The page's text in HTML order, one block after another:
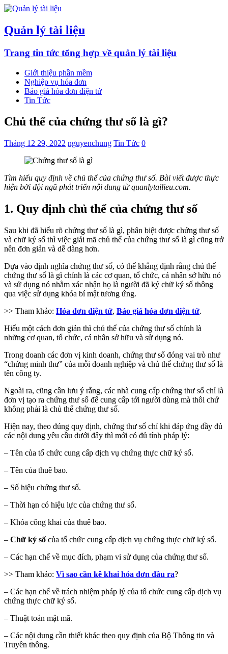
Quản lý tài liệu
Trang tin tức tổng hợp về quản lý tài liệu
Giới thiệu phần mềm
Nghiệp vụ hóa đơn
Báo giá hóa đơn điện tử
Tin Tức
Chủ thể của chứng thư số là gì?
Tháng 12 29, 2022 nguyenchung Tin Tức 0
Tìm hiểu quy định về chủ thể của chứng thư số. Bài viết được thực
hiện bởi đội ngũ phát triển nội dung từ quanlytailieu.com.
1. Quy định chủ thể của chứng thư số
Sau khi đã hiểu rõ chứng thư số là gì, phân biệt được chứng thư số
và chữ ký số thì việc giải mã chủ thể của chứng thư số là gì cũng trở
nên đơn giản và dễ dàng hơn.
Dựa vào định nghĩa chứng thư số, có thể khẳng định rằng chủ thể
chứng thư số là gì chính là các cơ quan, tổ chức, cá nhân sở hữu nó
và sử dụng nó nhằm xác nhận họ là người đã ký chữ ký số thông
qua việc sử dụng khóa bí mật tương ứng.
>> Tham khảo: Hóa đơn điện tử, Báo giá hóa đơn điện tử.
Hiểu một cách đơn giản thì chủ thể của chứng thư số chính là
những cơ quan, tổ chức, cá nhân sở hữu và sử dụng nó.
Trong doanh các đơn vị kinh doanh, chứng thư số đóng vai trò như
“chứng minh thư” của mỗi doanh nghiệp và chủ thể chứng thư số là
tên công ty.
Ngoài ra, cũng cần lưu ý rằng, các nhà cung cấp chứng thư số chỉ là
đơn vị tạo ra chứng thư số để cung cấp tới người dùng mà thôi chứ
không phải là chủ thể chứng thư số.
Hiện nay, theo đúng quy định, chứng thư số chỉ khi đáp ứng đầy đủ
các nội dung yêu cầu dưới đây thì mới có đủ tính pháp lý:
– Tên của tổ chức cung cấp dịch vụ chứng thực chữ ký số.
– Tên của thuê bao.
– Số hiệu chứng thư số.
– Thời hạn có hiệu lực của chứng thư số.
– Khóa công khai của thuê bao.
– Chữ ký số của tổ chức cung cấp dịch vụ chứng thực chữ ký số.
– Các hạn chế về mục đích, phạm vi sử dụng của chứng thư số.
>> Tham khảo: Vì sao cần kê khai hóa đơn đầu ra?
– Các hạn chế về trách nhiệm pháp lý của tổ chức cung cấp dịch vụ
chứng thực chữ ký số.
– Thuật toán mật mã.
– Các nội dung cần thiết khác theo quy định của Bộ Thông tin và
Truyền thông.